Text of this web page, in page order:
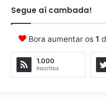
Segue aí cambada!
Bora aumentar os 1
1.000
Inscritos